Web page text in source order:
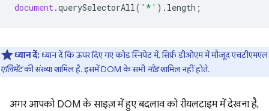
document.querySelectorAll( '*' ). length ;
ध्यान दें:ध्यान दें कि ऊपर दिए गए कोड स्निपेट में, सिर्फ़ डीओएम में मौजूद एचटीएमएल
एलिमेंटकी संख्या शामिल है. इसमें DOM के सभीनोडशामिल नहीं होते.
अगर आपको DOM के साइज़ में हुए बदलाव को रीयलटाइम में देखना है,